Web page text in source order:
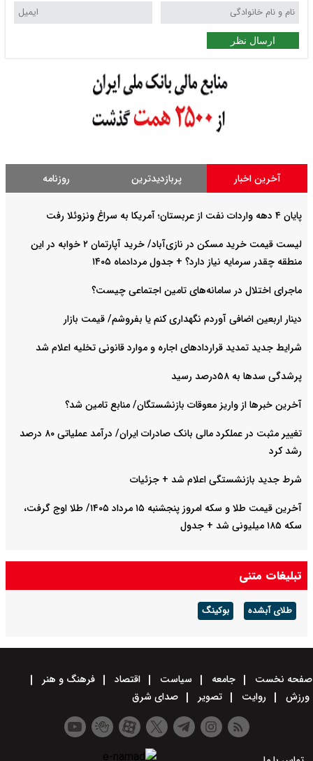
ارسال نظر
آخرین اخبار پربازدیدترین روزنامه
پایان ۴ دهه واردات نفت از عربستان؛ آمریکا به سراغ ونزوئلا رفت
لیست قیمت خرید مسکن در نازی‌آباد/ خرید آپارتمان ۲ خوابه در این
منطقه چقدر سرمایه نیاز دارد؟ + جدول مردادماه ۱۴۰۵
ماجرای اختلال در سامانه‌های تامین اجتماعی چیست؟
دینار اربعین اضافی آوردم نگهداری کنم یا بفروشم/ قیمت بازار
شرایط جدید تمدید قراردادهای اجاره و موارد قانونی تخلیه اعلام شد
پرشدگی سدها به ۵۸درصد رسید
آخرین خبرها از واریز معوقات بازنشستگان/ منابع تامین شد؟
تغییر مثبت در عملکرد مالی بانک صادرات ایران/ درآمد عملیاتی ۸۰ درصد
رشد کرد
شرط جدید بازنشستگی اعلام شد + جزئیات
آخرین قیمت طلا و سکه امروز پنجشنبه ۱۵ مرداد ۱۴۰۵/ طلا اوج گرفت،
سکه ۱۸۵ میلیونی شد + جدول
تبلیغات متنی
طلای آبشده بوکینگ
صفحه نخست جامعه سیاست اقتصاد
فرهنگ و هنر
ورزش
روایت تصویر صدای شرق